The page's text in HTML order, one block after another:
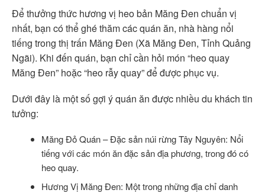
Để thưởng thức hương vị heo bản Măng Đen chuẩn vị
nhất, bạn có thể ghé thăm các quán ăn, nhà hàng nổi
tiếng trong thị trấn Măng Đen (Xã Măng Đen, Tỉnh Quảng
Ngãi). Khi đến quán, bạn chỉ cần hỏi món “heo quay
Măng Đen” hoặc “heo rẫy quay” để được phục vụ.
Dưới đây là một số gợi ý quán ăn được nhiều du khách tin
tưởng:
Măng Đỏ Quán – Đặc sản núi rừng Tây Nguyên: Nổi
tiếng với các món ăn đặc sản địa phương, trong đó có
heo quay.
Hương Vị Măng Đen: Một trong những địa chỉ danh